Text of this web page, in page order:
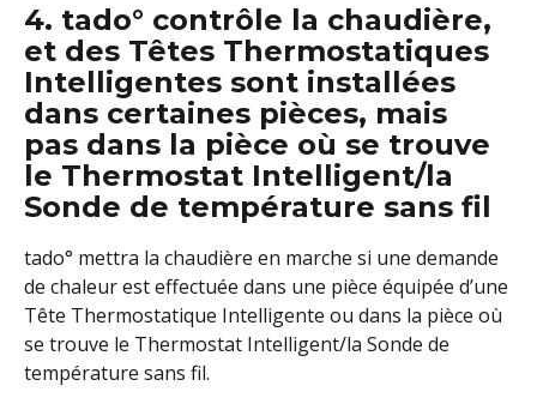
4. tado° contrôle la chaudière,
et des Têtes Thermostatiques
Intelligentes sont installées
dans certaines pièces, mais
pas dans la pièce où se trouve
le Thermostat Intelligent/la
Sonde de température sans fil
tado° mettra la chaudière en marche si une demande
de chaleur est effectuée dans une pièce équipée d’une
Tête Thermostatique Intelligente ou dans la pièce où
se trouve le Thermostat Intelligent/la Sonde de
température sans fil.